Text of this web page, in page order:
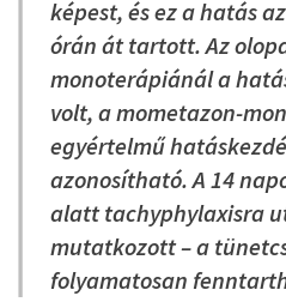
képest, és ez a hatás
órán át tartott. Az
monoterápiánál a
volt, a mometazon-
egyértelmű
azonosítható. A 14
alatt tachyphylaxisra
mutatkozott – a
folyamatosan